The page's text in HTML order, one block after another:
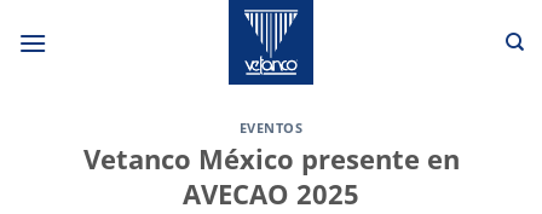
EVENTOS
Vetanco México presente en
AVECAO 2025